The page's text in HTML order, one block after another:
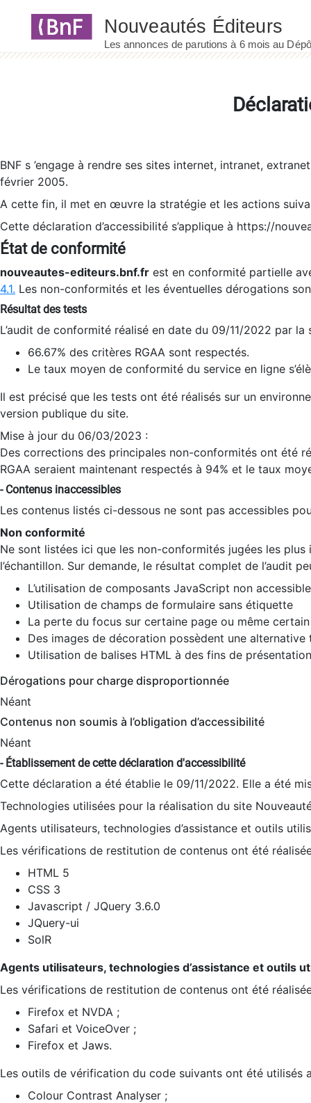
BNF s ’engage à rendre ses sites internet, intranet,
février 2005.
A cette fin, il met en œuvre la stratégie et les actions
Cette déclaration d’accessibilité s’applique à https://
État de conformité
nouveautes-editeurs.bnf.fr est en conformité partielle
4.1. Les non-conformités et les éventuelles dérogations
Résultat des tests
L’audit de conformité réalisé en date du 09/11/2022 par
66.67% des critères RGAA sont respectés.
Le taux moyen de conformité du service en ligne
Il est précisé que les tests ont été réalisés sur un
version publique du site.
Mise à jour du 06/03/2023 :
Des corrections des principales non-conformités ont été
RGAA seraient maintenant respectés à 94% et le taux
- Contenus inaccessibles
Les contenus listés ci-dessous ne sont pas accessibles
Non conformité
Ne sont listées ici que les non-conformités jugées les
l’échantillon. Sur demande, le résultat complet de l’audit
L’utilisation de composants JavaScript non
Utilisation de champs de formulaire sans étiquette
La perte du focus sur certaine page ou même
Des images de décoration possèdent une alternative
Utilisation de balises HTML à des fins de
Dérogations pour charge disproportionnée
Néant
Contenus non soumis à l’obligation d’accessibilité
Néant
- Établissement de cette déclaration d'accessibilité
Cette déclaration a été établie le 09/11/2022. Elle a été
Technologies utilisées pour la réalisation du site
Agents utilisateurs, technologies d’assistance et outils
Les vérifications de restitution de contenus ont été
HTML 5
CSS 3
Javascript / JQuery 3.6.0
JQuery-ui
SolR
Agents utilisateurs, technologies d’assistance et outils
Les vérifications de restitution de contenus ont été
Firefox et NVDA ;
Safari et VoiceOver ;
Firefox et Jaws.
Les outils de vérification du code suivants ont été utilisés
Colour Contrast Analyser ;